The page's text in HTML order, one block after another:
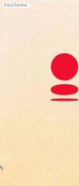
РЕКЛАМА
Сегодня:
2026.08.07
10:45
Афиша Plus